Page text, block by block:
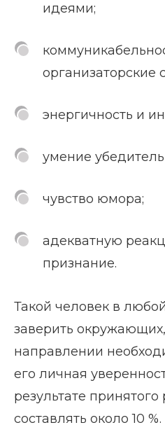
идеями;
организаторские
энергичность и
умение
чувство юмора;
адекватную
признание.
Такой человек в
заверить
направлении
его личная
результате
составлять около 10